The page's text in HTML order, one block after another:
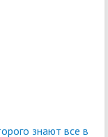
знают все в